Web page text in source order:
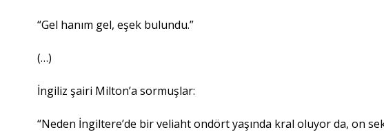
“Gel hanım gel, eşek bulundu.”
(…)
İngiliz şairi Milton’a sormuşlar:
“Neden İngiltere’de bir veliaht ondört yaşında kral oluyor da, on